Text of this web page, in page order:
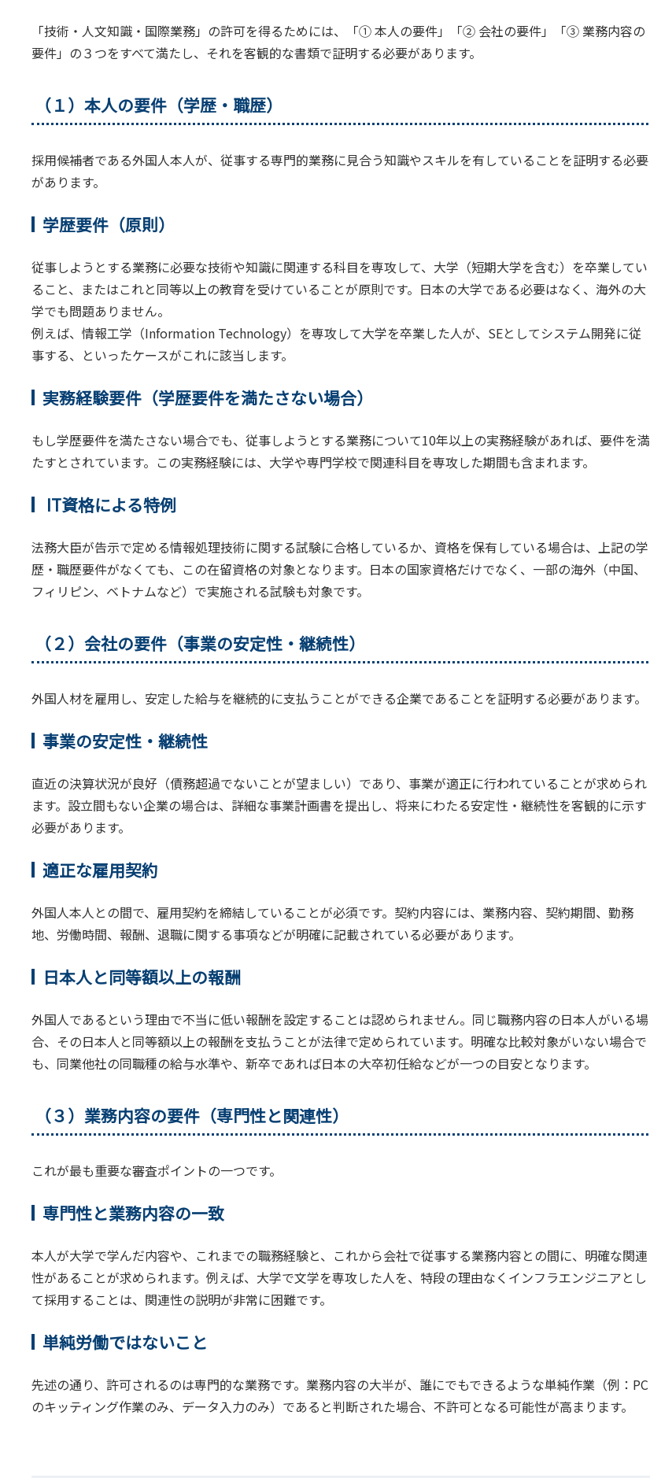
「技術・人文知識・国際業務」の許可を得るためには、「① 本人の要件」「② 会社の要件」「③ 業務内容の
要件」の３つをすべて満たし、それを客観的な書類で証明する必要があります。
（１）本人の要件（学歴・職歴）
採用候補者である外国人本人が、従事する専門的業務に見合う知識やスキルを有していることを証明する必要
があります。
学歴要件（原則）
従事しようとする業務に必要な技術や知識に関連する科目を専攻して、大学（短期大学を含む）を卒業してい
ること、またはこれと同等以上の教育を受けていることが原則です。日本の大学である必要はなく、海外の大
学でも問題ありません。
例えば、情報工学（Information Technology）を専攻して大学を卒業した人が、SEとしてシステム開発に従
事する、といったケースがこれに該当します。
実務経験要件（学歴要件を満たさない場合）
もし学歴要件を満たさない場合でも、従事しようとする業務について10年以上の実務経験があれば、要件を満
たすとされています。この実務経験には、大学や専門学校で関連科目を専攻した期間も含まれます。
IT資格による特例
法務大臣が告示で定める情報処理技術に関する試験に合格しているか、資格を保有している場合は、上記の学
歴・職歴要件がなくても、この在留資格の対象となります。日本の国家資格だけでなく、一部の海外（中国、
フィリピン、ベトナムなど）で実施される試験も対象です。
（２）会社の要件（事業の安定性・継続性）
外国人材を雇用し、安定した給与を継続的に支払うことができる企業であることを証明する必要があります。
事業の安定性・継続性
直近の決算状況が良好（債務超過でないことが望ましい）であり、事業が適正に行われていることが求められ
ます。設立間もない企業の場合は、詳細な事業計画書を提出し、将来にわたる安定性・継続性を客観的に示す
必要があります。
適正な雇用契約
外国人本人との間で、雇用契約を締結していることが必須です。契約内容には、業務内容、契約期間、勤務
地、労働時間、報酬、退職に関する事項などが明確に記載されている必要があります。
日本人と同等額以上の報酬
外国人であるという理由で不当に低い報酬を設定することは認められません。同じ職務内容の日本人がいる場
合、その日本人と同等額以上の報酬を支払うことが法律で定められています。明確な比較対象がいない場合で
も、同業他社の同職種の給与水準や、新卒であれば日本の大卒初任給などが一つの目安となります。
（３）業務内容の要件（専門性と関連性）
これが最も重要な審査ポイントの一つです。
専門性と業務内容の一致
本人が大学で学んだ内容や、これまでの職務経験と、これから会社で従事する業務内容との間に、明確な関連
性があることが求められます。例えば、大学で文学を専攻した人を、特段の理由なくインフラエンジニアとし
て採用することは、関連性の説明が非常に困難です。
単純労働ではないこと
先述の通り、許可されるのは専門的な業務です。業務内容の大半が、誰にでもできるような単純作業（例：PC
のキッティング作業のみ、データ入力のみ）であると判断された場合、不許可となる可能性が高まります。